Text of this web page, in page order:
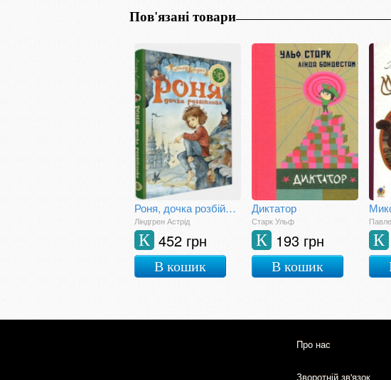
Пов'язані товари
Роня, дочка розбійника
Ліндгрен Астрід
452 грн
К
В кошик
Диктатор
Старк Ульф
193 грн
К
В кошик
К
Про нас
Зворотній зв'язок